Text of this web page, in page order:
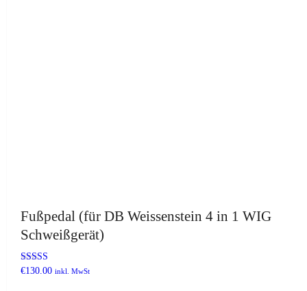
Fußpedal (für DB Weissenstein 4 in 1 WIG
Schweißgerät)
Bewertet mit
€130.00 inkl. MwSt